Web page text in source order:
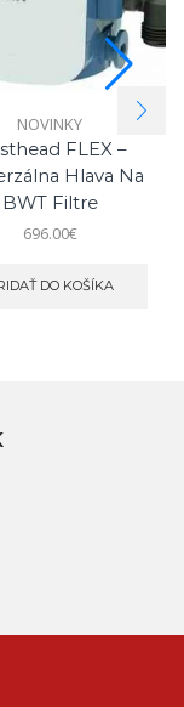
NOVINKY
FLEX –
Hlava Na
BWT Filtre
696.00€
DO KOŠÍKA